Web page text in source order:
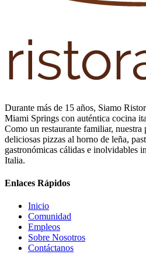
Durante más de 15 años, Siamo
Miami Springs con auténtica cocina
Como un restaurante familiar, nuestra
deliciosas pizzas al horno de leña,
gastronómicas cálidas e inolvidables
Italia.
Enlaces Rápidos
Inicio
Comunidad
Empleos
Sobre Nosotros
Contáctanos